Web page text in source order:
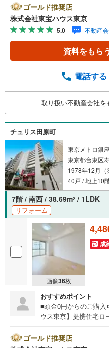
ayボーナスライトがも
キャンペーン」の対象
学予約をする」ボタン
ahoo！ JAPAN IDでロ
ナスライトは出金と
料のご請求はお気軽
ゴールド推奨店
株式会社東宝ハウス東京
5.0 不動産
資料をもら
電話する
取り扱い不動産会社を
チュリス田原町
東京メトロ銀
東京都台東区
1978年12月（
40戸 / 地上10
7階 / 南西 / 38.69m2 / 1LDK
リフォーム
画像36枚
成
おすすめポイント
■頭金0円からのご購
ウス東京】提携住宅ロ
ayボーナスライトがも
ゴールド推奨店